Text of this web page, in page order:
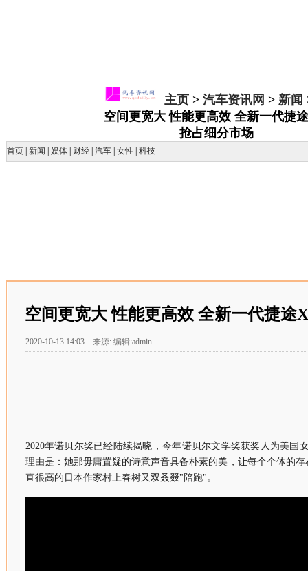
主页> 汽车资讯网 > 新闻
空间更宽大 性能更高效 全新一代捷
抢占细分市场
首页 新闻 娱体 财经 汽车 女性 科技
空间更宽大 性能更高效 全新一代捷途
2020-10-13 14:03 来源: 编辑:admin
2020年诺贝尔奖已经陆续揭晓，今年诺贝尔文学奖获奖人为美国
理由是：她那毋庸置疑的诗意声音具备朴素的美，让每个个体的
直很高的日本作家村上春树又双叒叕"陪跑"。